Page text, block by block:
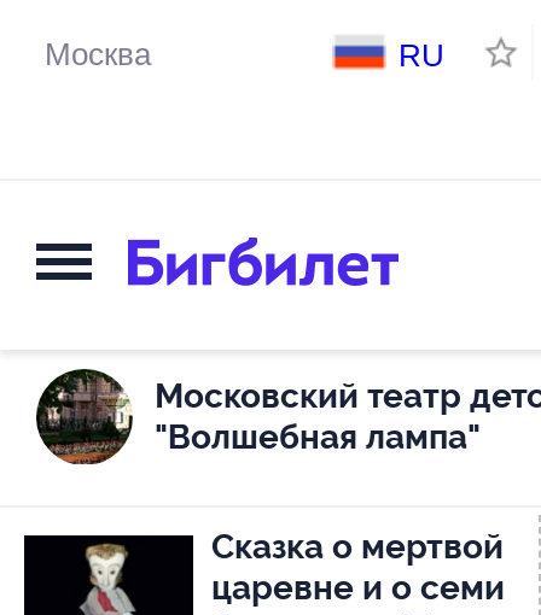
RU
Московский театр
"Волшебная лампа"
Сказка о мертвой
царевне и о семи